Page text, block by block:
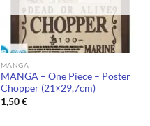
MANGA
MANGA – One Piece – Poster
Chopper (21×29,7cm)
1,50€